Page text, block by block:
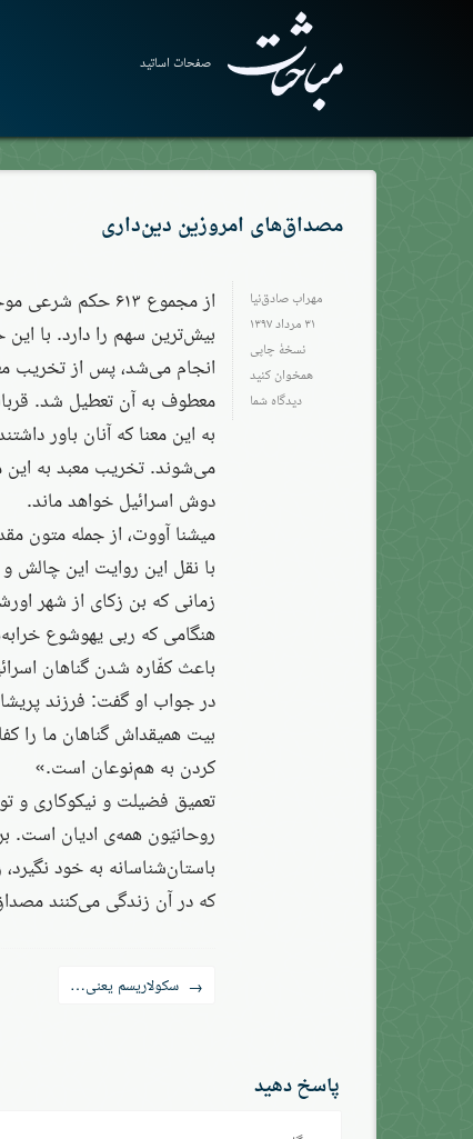
صفحات اساتید
مصداق‌های امروزین دین‌داری
مهراب صادق‌نیا
۳۱ مرداد ۱۳۹۷
نسخهٔ چاپی
همخوان کنید
دیدگاه شما
از مجموع ۶۱۳ حکم
بیش‌ترین سهم را دارد. با این
معطوف به آن تعطیل شد.
به این معنا که آنان باور
می‌شوند. تخریب معبد به این
دوش اسرائیل خواهد ماند.
میشنا آووت، از جمله متون
با نقل این روایت این چالش
زمانی که بن زکای از شهر
هنگامی که ربی یهوشوع
باعث کفّاره شدن گناهان
در جواب او گفت: فرزند
بیت همیقداش گناهان ما را
کردن به هم‌نوعان است.»
تعمیق فضیلت و نیکوکاری و
روحانیّون همه‌ی ادیان
باستان‌شناسانه به خود
که در آن زندگی می‌کنند
راه‌بری
→ سکولاریسم یعنی…
پاسخ دهید